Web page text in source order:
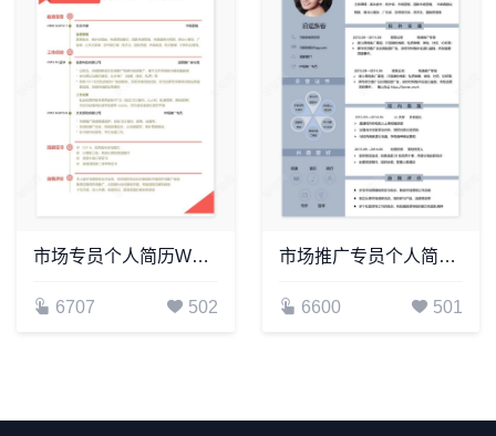
市场专员个人简历Word模板(4)
6707 502
市场推广专员个人简历Word模板(2)
6600 501